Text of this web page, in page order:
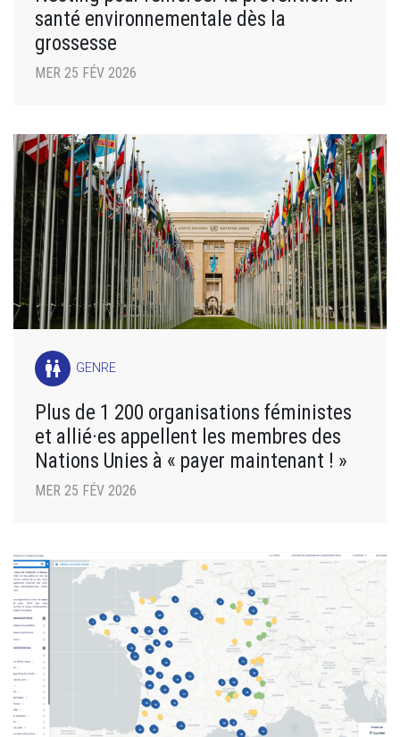
santé environnementale dès la
grossesse
MER 25 FÉV 2026
wc GENRE
Plus de 1 200 organisations féministes
et allié·es appellent les membres des
Nations Unies à « payer maintenant ! »
MER 25 FÉV 2026